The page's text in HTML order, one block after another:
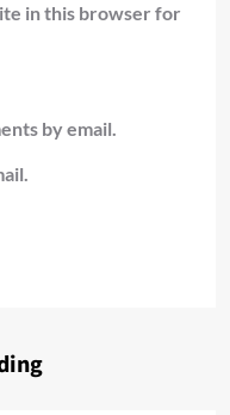
in this browser for
by email.